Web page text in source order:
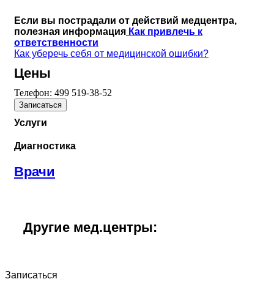
Если вы пострадали от действий медцентра,
полезная информация Как привлечь к
ответственности
Как уберечь себя от медицинской ошибки?
Цены
Телефон: 499 519-38-52
Записаться
Услуги
Диагностика
Врачи
Другие мед.центры:
Записаться